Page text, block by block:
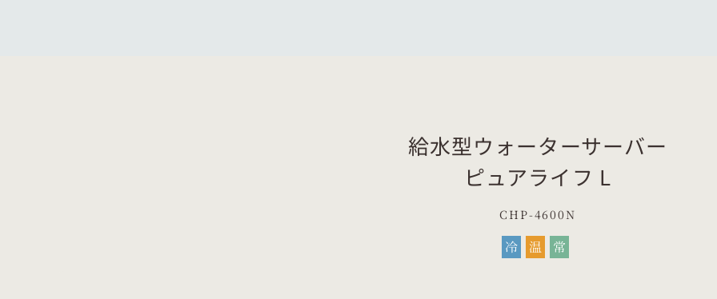
給水型ウォーターサーバー
ピュアライフ L
CHP-4600N
冷 温 常